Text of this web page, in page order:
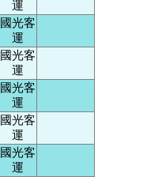
運
國光客
運
國光客
運
國光客
運
國光客
運
國光客
運